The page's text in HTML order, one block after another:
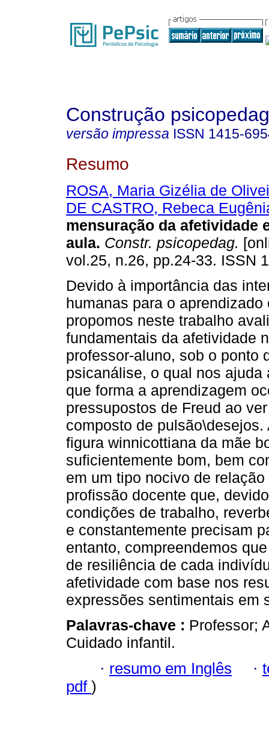
Construção
versão impressa ISSN 1415-
Resumo
ROSA, Maria Gizélia de
DE CASTRO, Rebeca
mensuração da afetividade
aula. Constr. psicopedag.
vol.25, n.26, pp.24-33. ISSN
Devido à importância das
humanas para o aprendizado
propomos neste trabalho
fundamentais da afetividade
professor-aluno, sob o ponto
psicanálise, o qual nos ajuda
que forma a aprendizagem
pressupostos de Freud ao
composto de
figura winnicottiana da mãe
suficientemente bom, bem
em um tipo nocivo de
profissão docente que,
condições de trabalho,
e constantemente precisam
entanto, compreendemos
de resiliência de cada
afetividade com base nos
expressões sentimentais em
Palavras-chave : Professor;
Cuidado infantil.
· resumo em Inglês ·
pdf )